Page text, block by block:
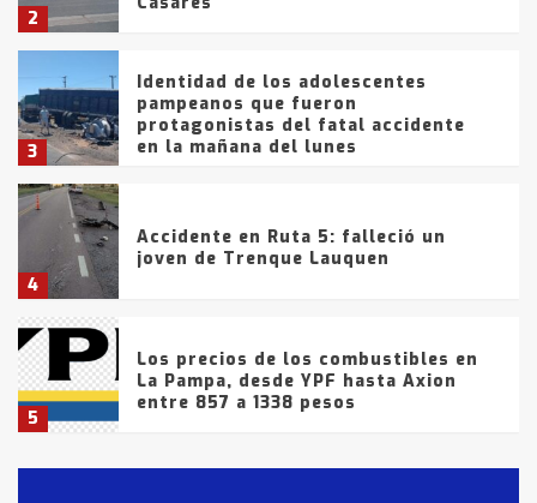
2
3
Identidad de los adolescentes
pampeanos que fueron
protagonistas del fatal accidente
en la mañana del lunes
4
Accidente en Ruta 5: falleció un
joven de Trenque Lauquen
5
Los precios de los combustibles en
La Pampa, desde YPF hasta Axion
entre 857 a 1338 pesos